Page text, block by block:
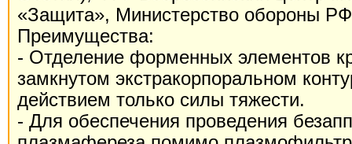
«Защита», Министерство обороны
Преимущества:
- Отделение форменных элементов
замкнутом экстракорпоральном
действием только силы тяжести.
- Для обеспечения проведения